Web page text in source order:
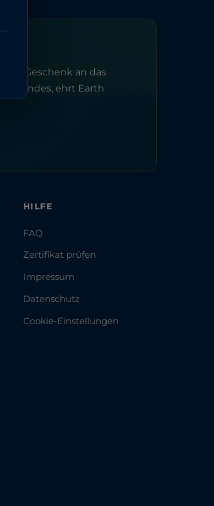
ein Geschenk an das
Freundes, ehrt Earth
HILFE
FAQ
Zertifikat prüfen
Impressum
Datenschutz
Cookie-Einstellungen